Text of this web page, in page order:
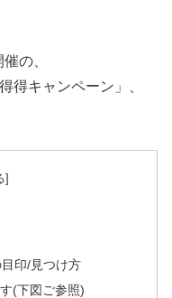
の、
得キャンペーン」、
印/見つけ方
(下図ご参照)